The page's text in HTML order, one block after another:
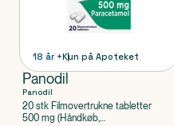
18 år +Kun på Apoteket
Panodil
Panodil
20 stk Filmovertrukne tabletter
500 mg (Håndkøb,